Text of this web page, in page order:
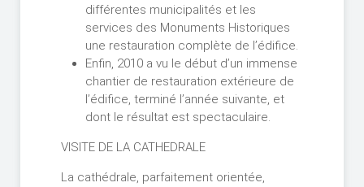
différentes municipalités et les
services des Monuments Historiques
une restauration complète de l’édifice.
Enfin, 2010 a vu le début d’un immense
chantier de restauration extérieure de
l’édifice, terminé l’année suivante, et
dont le résultat est spectaculaire.
VISITE DE LA CATHEDRALE
La cathédrale, parfaitement orientée,